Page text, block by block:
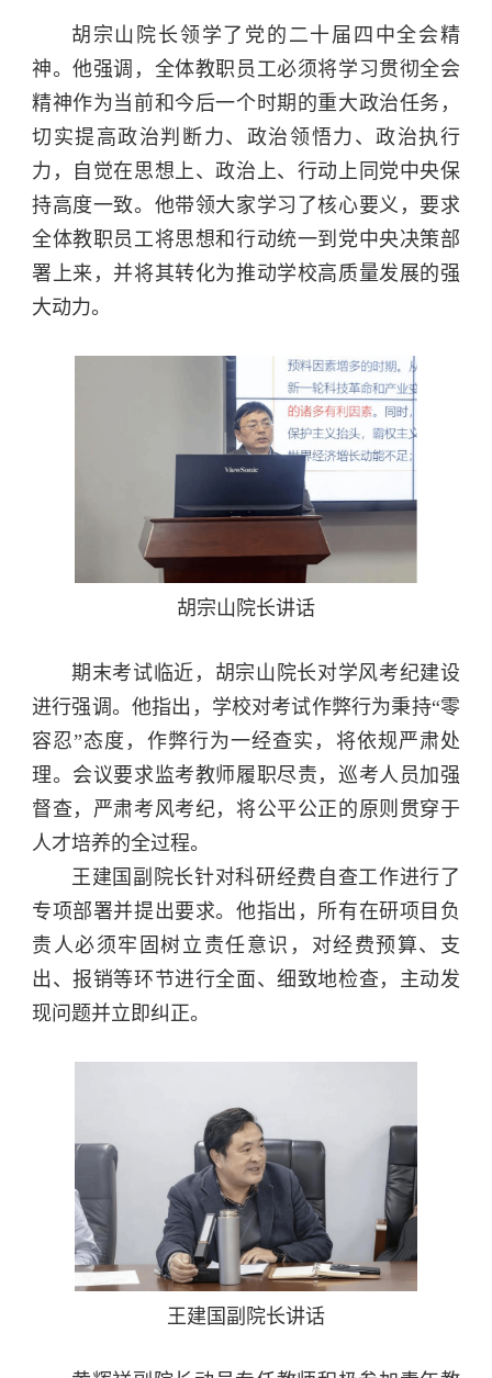
胡宗山院长领学了党的二十届四中全会精
神。他强调，全体教职员工必须将学习贯彻全会
精神作为当前和今后一个时期的重大政治任务，
切实提高政治判断力、政治领悟力、政治执行
力，自觉在思想上、政治上、行动上同党中央保
持高度一致。他带领大家学习了核心要义，要求
全体教职员工将思想和行动统一到党中央决策部
署上来，并将其转化为推动学校高质量发展的强
大动力。
胡宗山院长讲话
期末考试临近，胡宗山院长对学风考纪建设
进行强调。他指出，学校对考试作弊行为秉持“零
容忍”态度，作弊行为一经查实，将依规严肃处
理。会议要求监考教师履职尽责，巡考人员加强
督查，严肃考风考纪，将公平公正的原则贯穿于
人才培养的全过程。
王建国副院长针对科研经费自查工作进行了
专项部署并提出要求。他指出，所有在研项目负
责人必须牢固树立责任意识，对经费预算、支
出、报销等环节进行全面、细致地检查，主动发
现问题并立即纠正。
王建国副院长讲话